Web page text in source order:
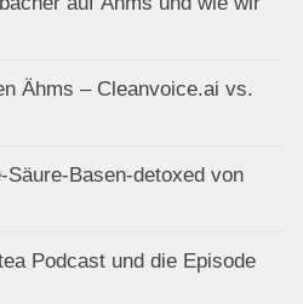
Ähms – Cleanvoice.ai vs.
Basen-detoxed von
Podcast und die Episode